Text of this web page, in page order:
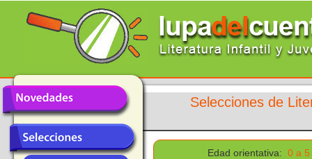
Selecciones de
Edad orientativa: 0 a 5